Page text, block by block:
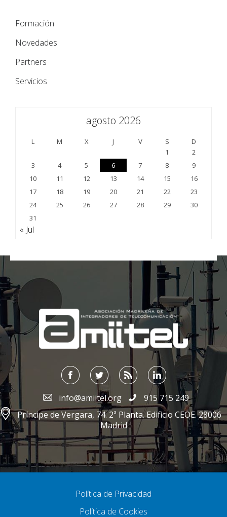
Formación
Novedades
Partners
Servicios
agosto 2026
L M X J V S
D
1
2
3
4 5 6 7 8
9
10
11 12 13 14 15
16
17
18 19 20 21 22
23
24
25 26 27 28 29
30
31
« Jul
;
info@amiitel.org
915 715 249
Príncipe de Vergara, 74. 2ª Planta. Edificio CEOE. 28006
Madrid
Política de Privacidad
Política de Cookies